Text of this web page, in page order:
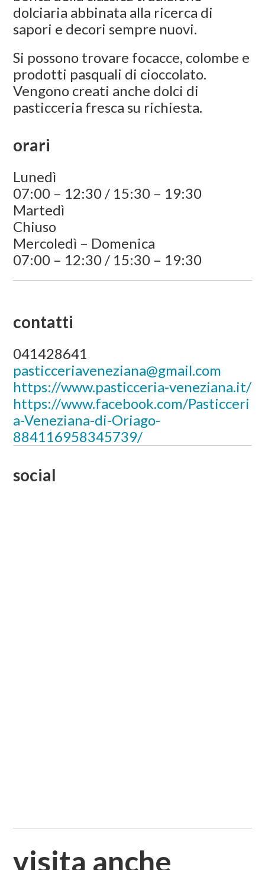
dolciaria abbinata alla ricerca di
sapori e decori sempre nuovi.
Si possono trovare focacce, colombe e
prodotti pasquali di cioccolato.
Vengono creati anche dolci di
pasticceria fresca su richiesta.
orari
Lunedì
07:00 – 12:30 / 15:30 – 19:30
Martedì
Chiuso
Mercoledì – Domenica
07:00 – 12:30 / 15:30 – 19:30
contatti
041428641
pasticceriaveneziana@gmail.com
https://www.pasticceria-veneziana.it/
https://www.facebook.com/Pasticceri
a-Veneziana-di-Oriago-
884116958345739/
social
visita anche